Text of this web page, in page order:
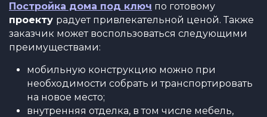
Постройка дома под ключ по готовому
проекту радует привлекательной ценой. Также
заказчик может воспользоваться следующими
преимуществами:
мобильную конструкцию можно при
необходимости собрать и транспортировать
на новое место;
внутренняя отделка, в том числе мебель,